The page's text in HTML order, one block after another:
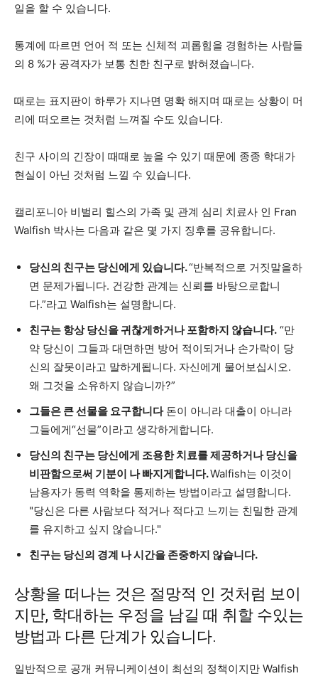
일을 할 수 있습니다.
통계에 따르면 언어 적 또는 신체적 괴롭힘을 경험하는 사람들
의 8 %가 공격자가 보통 친한 친구로 밝혀졌습니다.
때로는 표지판이 하루가 지나면 명확 해지며 때로는 상황이 머
리에 떠오르는 것처럼 느껴질 수도 있습니다.
친구 사이의 긴장이 때때로 높을 수 있기 때문에 종종 학대가
현실이 아닌 것처럼 느낄 수 있습니다.
캘리포니아 비벌리 힐스의 가족 및 관계 심리 치료사 인 Fran
Walfish 박사는 다음과 같은 몇 가지 징후를 공유합니다.
당신의 친구는 당신에게 있습니다.“반복적으로 거짓말을하
면 문제가됩니다. 건강한 관계는 신뢰를 바탕으로합니
다.”라고 Walfish는 설명합니다.
친구는 항상 당신을 귀찮게하거나 포함하지 않습니다. “만
약 당신이 그들과 대면하면 방어 적이되거나 손가락이 당
신의 잘못이라고 말하게됩니다. 자신에게 물어보십시오.
왜 그것을 소유하지 않습니까?”
그들은 큰 선물을 요구합니다돈이 아니라 대출이 아니라
그들에게“선물”이라고 생각하게합니다.
당신의 친구는 당신에게 조용한 치료를 제공하거나 당신을
비판함으로써 기분이 나 빠지게합니다.Walfish는 이것이
남용자가 동력 역학을 통제하는 방법이라고 설명합니다.
"당신은 다른 사람보다 적거나 적다고 느끼는 친밀한 관계
를 유지하고 싶지 않습니다."
친구는 당신의 경계 나 시간을 존중하지 않습니다.
상황을 떠나는 것은 절망적 인 것처럼 보이
지만, 학대하는 우정을 남길 때 취할 수있는
방법과 다른 단계가 있습니다.
일반적으로 공개 커뮤니케이션이 최선의 정책이지만 Walfish